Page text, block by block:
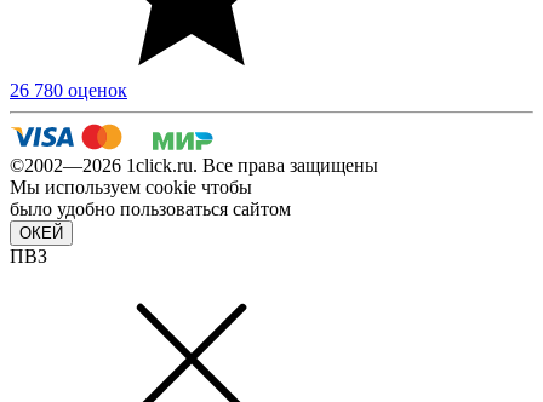
26 780 оценок
©2002—2026 1сlick.ru. Все права защищены
Мы используем cookie чтобы
было удобно пользоваться сайтом
ОКЕЙ
ПВЗ